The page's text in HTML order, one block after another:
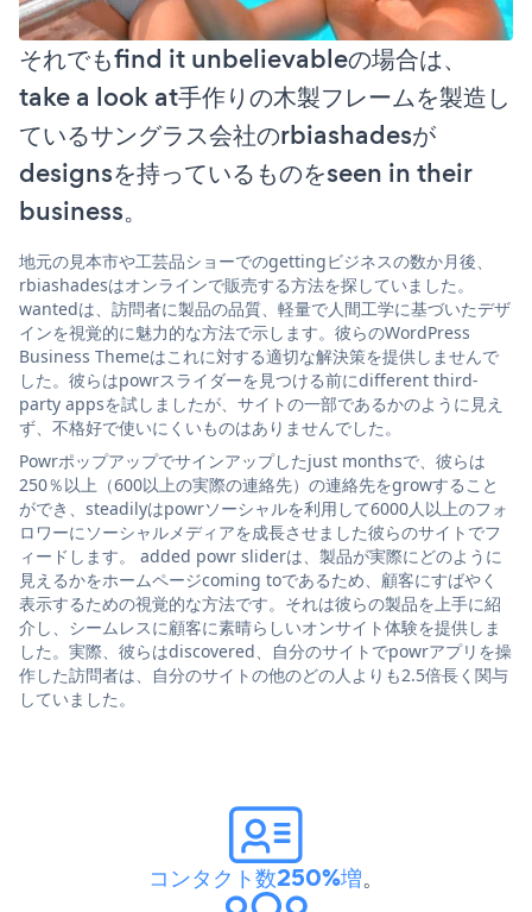
それでもfind it unbelievableの場合は、
take a look at手作りの木製フレームを製造し
ているサングラス会社のrbiashadesが
designsを持っているものをseen in their
business。
地元の見本市や工芸品ショーでのgettingビジネスの数か月後、
rbiashadesはオンラインで販売する方法を探していました。
wantedは、訪問者に製品の品質、軽量で人間工学に基づいたデザ
インを視覚的に魅力的な方法で示します。彼らのWordPress
Business Themeはこれに対する適切な解決策を提供しませんで
した。彼らはpowrスライダーを見つける前にdifferent third-
party appsを試しましたが、サイトの一部であるかのように見え
ず、不格好で使いにくいものはありませんでした。
Powrポップアップでサインアップしたjust monthsで、彼らは
250％以上（600以上の実際の連絡先）の連絡先をgrowすること
ができ、steadilyはpowrソーシャルを利用して6000人以上のフォ
ロワーにソーシャルメディアを成長させました彼らのサイトでフ
ィードします。 added powr sliderは、製品が実際にどのように
見えるかをホームページcoming toであるため、顧客にすばやく
表示するための視覚的な方法です。それは彼らの製品を上手に紹
介し、シームレスに顧客に素晴らしいオンサイト体験を提供しま
した。実際、彼らはdiscovered、自分のサイトでpowrアプリを操
作した訪問者は、自分のサイトの他のどの人よりも2.5倍長く関与
していました。
コンタクト数250%増。